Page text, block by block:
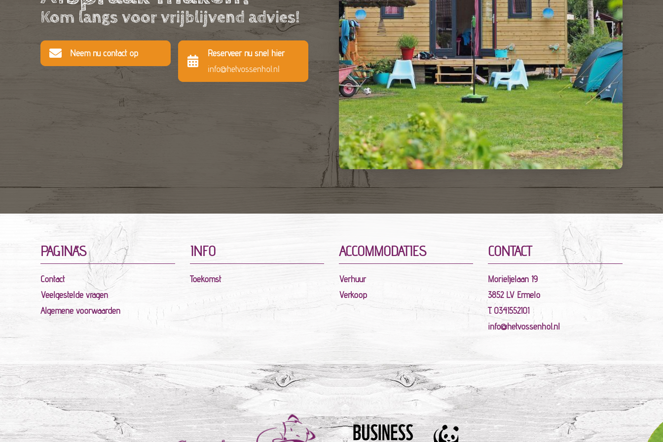
Kom langs voor vrijblijvend advies!
Neem nu contact op
Reserveer nu snel hier
info@hetvossenhol.nl
PAGINA'S
Contact
Veelgestelde vragen
Algemene voorwaarden
INFO
Toekomst
ACCOMMODATIES
Verhuur
Verkoop
CONTACT
Morieljelaan 19
3852 LV Ermelo
T. 0341552101
info@hetvossenhol.nl